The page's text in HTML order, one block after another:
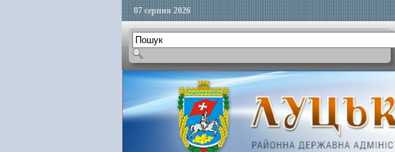
07 серпня 2026